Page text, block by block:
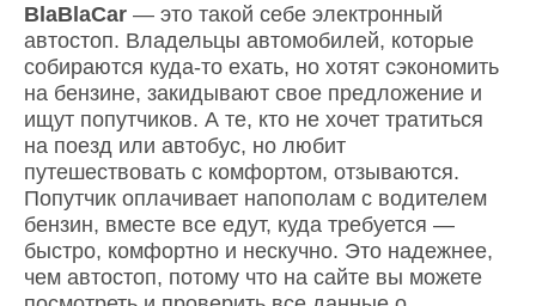
BlaBlaCar — это такой себе электронный
автостоп. Владельцы автомобилей, которые
собираются куда-то ехать, но хотят сэкономить
на бензине, закидывают свое предложение и
ищут попутчиков. А те, кто не хочет тратиться
на поезд или автобус, но любит
путешествовать с комфортом, отзываются.
Попутчик оплачивает напополам с водителем
бензин, вместе все едут, куда требуется —
быстро, комфортно и нескучно. Это надежнее,
чем автостоп, потому что на сайте вы можете